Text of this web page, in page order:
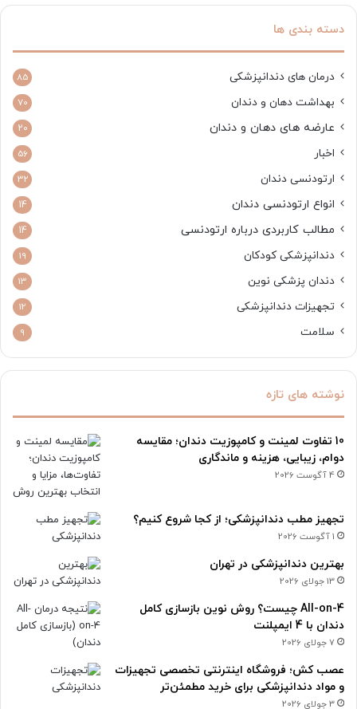
دسته بندی ها
درمان های دندانپزشکی 85
بهداشت دهان و دندان 70
عارضه های دهان و دندان 20
اخبار 56
ارتودنسی دندان 32
انواع ارتودنسی دندان 14
مطالب کاربردی درباره ارتودنسی 14
دندانپزشکی کودکان 19
دندان پزشکی نوین 13
تجهیزات دندانپزشکی 12
سلامت 9
نوشته های تازه
10 تفاوت لمینت و کامپوزیت دندان؛ مقایسه
دوام، زیبایی، هزینه و ماندگاری
4 آگوست 2026
تجهیز مطب دندانپزشکی؛ از کجا شروع کنیم؟
1 آگوست 2026
بهترین دندانپزشکی در تهران
13 جولای 2026
All-on-4 چیست؟ روش نوین بازسازی کامل
دندان با 4 ایمپلنت
7 جولای 2026
عصب کش؛ فروشگاه اینترنتی تخصصی تجهیزات
و مواد دندانپزشکی برای خرید مطمئن‌تر
3 جولای 2026